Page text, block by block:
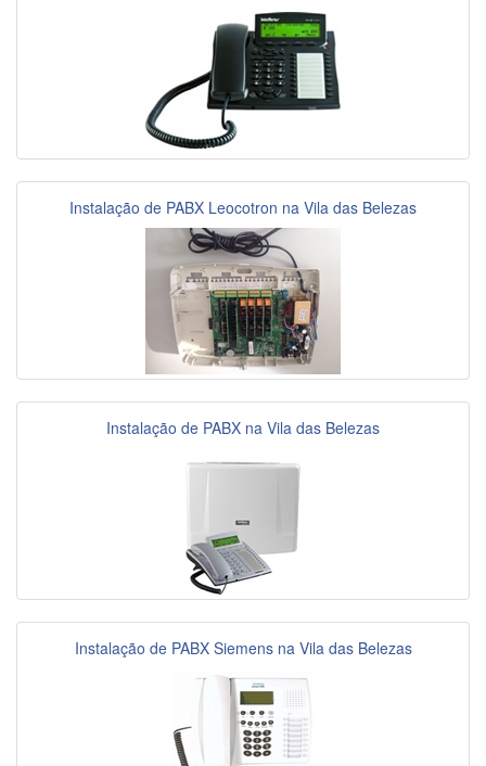
Instalação de PABX Leocotron na Vila das Belezas
Instalação de PABX na Vila das Belezas
Instalação de PABX Siemens na Vila das Belezas